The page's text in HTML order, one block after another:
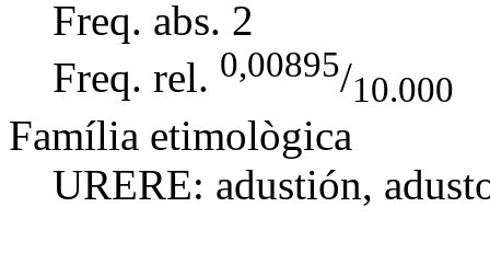
Freq. abs. 2
Freq. rel. 0,00895/10.000
Família etimològica
URERE: adustión,